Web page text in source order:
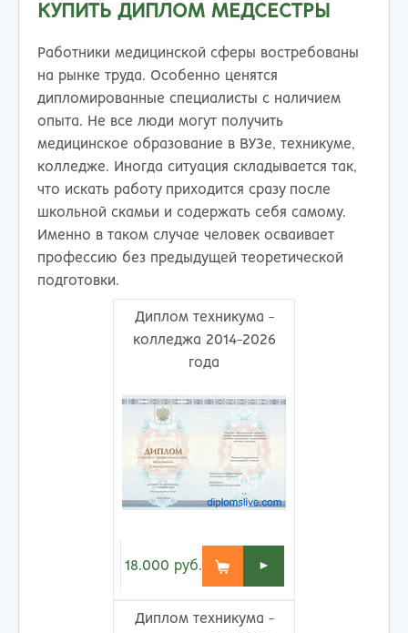
КУПИТЬ ДИПЛОМ МЕДСЕСТРЫ
Работники медицинской сферы востребованы
на рынке труда. Особенно ценятся
дипломированные специалисты с наличием
опыта. Не все люди могут получить
медицинское образование в ВУЗе, техникуме,
колледже. Иногда ситуация складывается так,
что искать работу приходится сразу после
школьной скамьи и содержать себя самому.
Именно в таком случае человек осваивает
профессию без предыдущей теоретической
подготовки.
Диплом техникума -
колледжа 2014-2026
года
18.000 руб. ►
Диплом техникума -